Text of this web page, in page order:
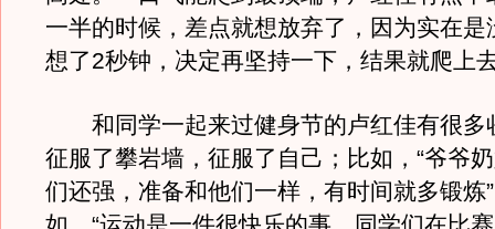
一半的时候，差点就想放弃了，因为实在是
想了2秒钟，决定再坚持一下，结果就爬上
和同学一起来过健身节的卢红佳有很多
征服了攀岩墙，征服了自己；比如，“爷爷
们还强，准备和他们一样，有时间就多锻炼